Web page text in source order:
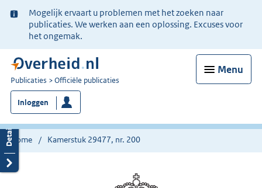
Ter
informatie:
Mogelijk ervaart u problemen met het zoeken naar
publicaties. We werken aan een oplossing. Excuses voor
het ongemak.
Menu
U
bent
nu
hier:
Publicaties Officiële publicaties
Inloggen
Home Kamerstuk 29477, nr. 200